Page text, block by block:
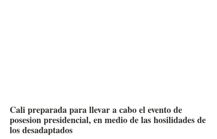
Cali preparada para llevar a cabo el evento de
posesion presidencial, en medio de las hosilidades de
los desadaptados